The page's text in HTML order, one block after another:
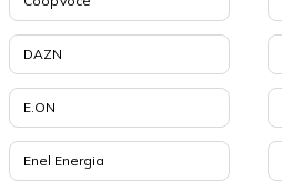
DAZN
E.ON
Enel Energia